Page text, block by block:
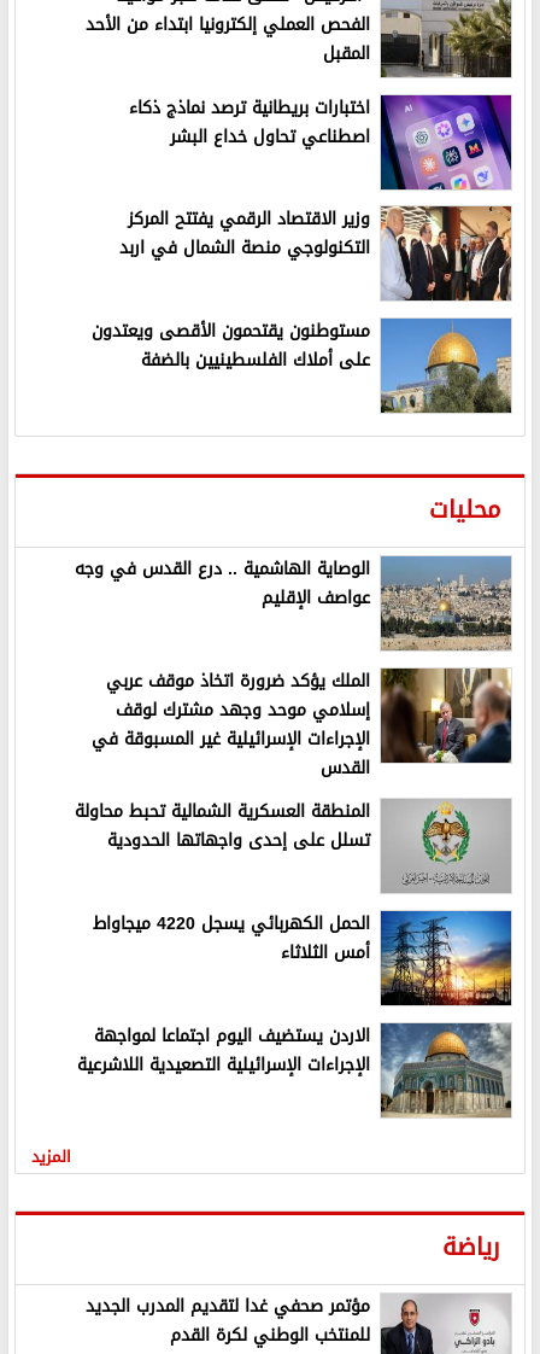
الفحص العملي إلكترونيا ابتداء من الأحد
المقبل
اختبارات بريطانية ترصد نماذج ذكاء
اصطناعي تحاول خداع البشر
وزير الاقتصاد الرقمي يفتتح المركز
التكنولوجي منصة الشمال في اربد
مستوطنون يقتحمون الأقصى ويعتدون
على أملاك الفلسطينيين بالضفة
محليات
الوصاية الهاشمية .. درع القدس في وجه
عواصف الإقليم
الملك يؤكد ضرورة اتخاذ موقف عربي
إسلامي موحد وجهد مشترك لوقف
الإجراءات الإسرائيلية غير المسبوقة في
القدس
المنطقة العسكرية الشمالية تحبط محاولة
تسلل على إحدى واجهاتها الحدودية
الحمل الكهربائي يسجل 4220 ميجاواط
أمس الثلاثاء
الاردن يستضيف اليوم اجتماعا لمواجهة
الإجراءات الإسرائيلية التصعيدية اللاشرعية
المزيد
رياضة
مؤتمر صحفي غدا لتقديم المدرب الجديد
للمنتخب الوطني لكرة القدم